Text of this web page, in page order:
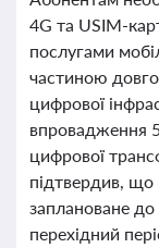
4G та USIM-
послугами
частиною
цифрової
впровадження
цифрової
підтвердив, що
заплановане до
перехідний